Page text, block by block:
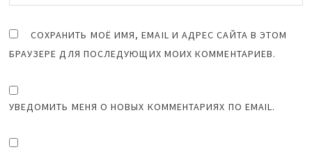
СОХРАНИТЬ МОЁ ИМЯ, EMAIL И АДРЕС САЙТА В ЭТОМ
БРАУЗЕРЕ ДЛЯ ПОСЛЕДУЮЩИХ МОИХ КОММЕНТАРИЕВ.
УВЕДОМИТЬ МЕНЯ О НОВЫХ КОММЕНТАРИЯХ ПО EMAIL.